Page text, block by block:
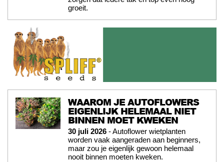
groeit.
WAAROM JE AUTOFLOWERS
EIGENLIJK HELEMAAL NIET
BINNEN MOET KWEKEN
30 juli 2026 - Autoflower wietplanten
worden vaak aangeraden aan beginners,
maar zou je eigenlijk gewoon helemaal
nooit binnen moeten kweken.